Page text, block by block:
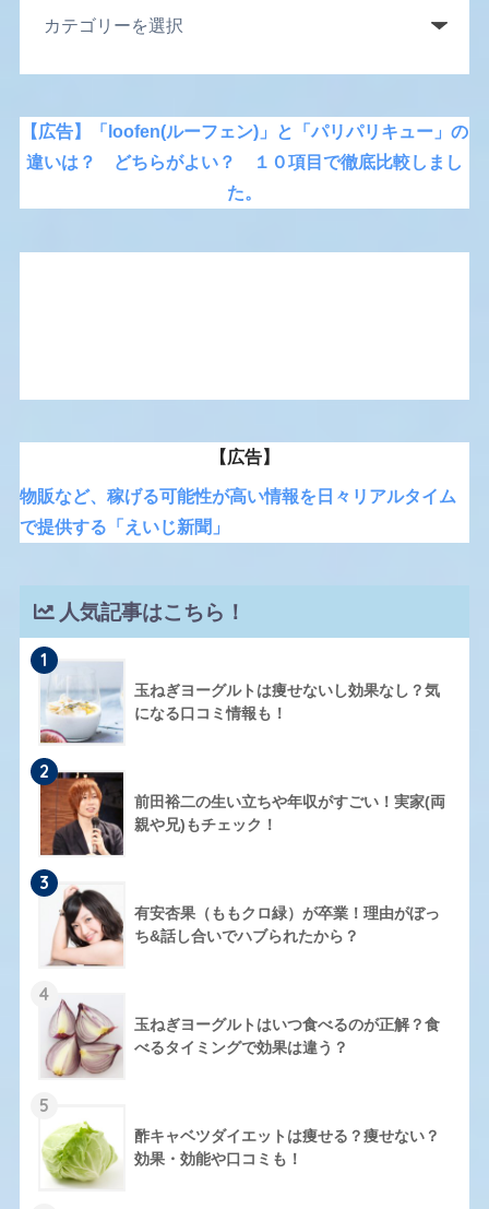
【広告】「loofen(ルーフェン)」と「パリパリキュー」の
違いは？ どちらがよい？ １０項目で徹底比較しまし
た。
【広告】
物販など、稼げる可能性が高い情報を日々リアルタイム
で提供する「えいじ新聞」
人気記事はこちら！
1
玉ねぎヨーグルトは痩せないし効果なし？気
になる口コミ情報も！
2
前田裕二の生い立ちや年収がすごい！実家(両
親や兄)もチェック！
3
有安杏果（ももクロ緑）が卒業！理由がぼっ
ち&話し合いでハブられたから？
4
玉ねぎヨーグルトはいつ食べるのが正解？食
べるタイミングで効果は違う？
5
酢キャベツダイエットは痩せる？痩せない？
効果・効能や口コミも！